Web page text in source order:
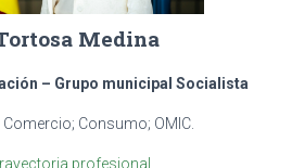
Medina
– Grupo municipal Socialista
Consumo; OMIC.
profesional